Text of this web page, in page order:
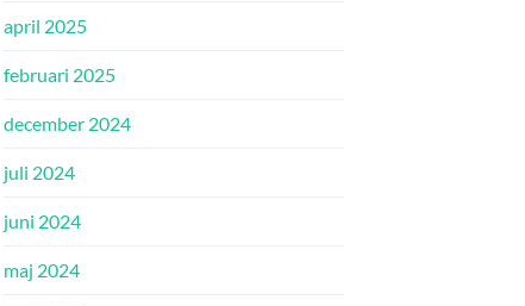
april 2025
februari 2025
december 2024
juli 2024
juni 2024
maj 2024